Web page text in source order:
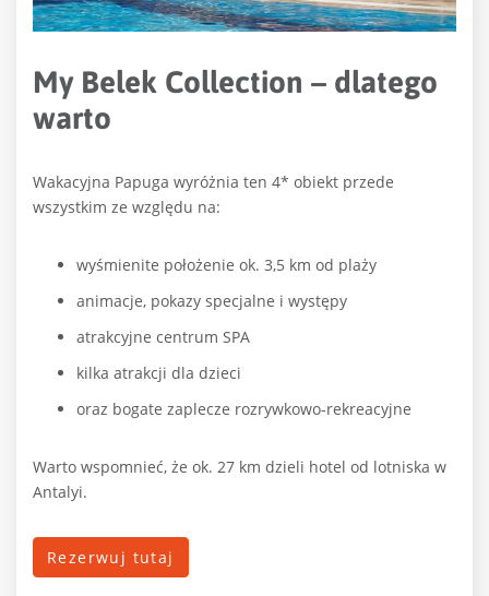
My Belek Collection – dlatego
warto
Wakacyjna Papuga wyróżnia ten 4* obiekt przede
wszystkim ze względu na:
wyśmienite położenie ok. 3,5 km od plaży
animacje, pokazy specjalne i występy
atrakcyjne centrum SPA
kilka atrakcji dla dzieci
oraz bogate zaplecze rozrywkowo-rekreacyjne
Warto wspomnieć, że ok. 27 km dzieli hotel od lotniska w
Antalyi.
Rezerwuj tutaj